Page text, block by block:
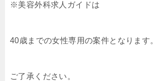
※美容外科求人ガイドは
40歳までの女性専用の案件となります。
ご了承ください。